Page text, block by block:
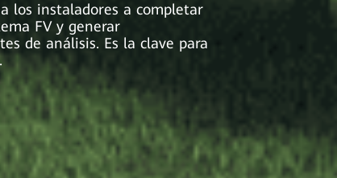
los instaladores a completar
FV y generar
de análisis. Es la clave para